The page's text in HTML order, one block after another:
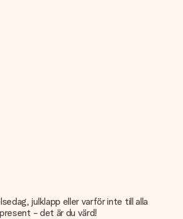
julklapp eller varför inte till alla
- det är du värd!